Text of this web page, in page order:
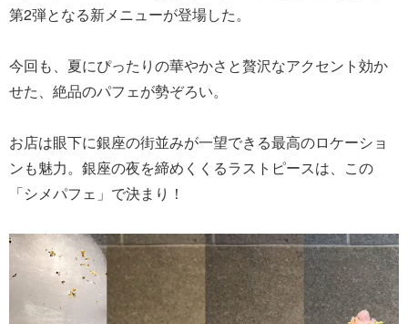
第2弾となる新メニューが登場した。
今回も、夏にぴったりの華やかさと贅沢なアクセント効か
せた、絶品のパフェが勢ぞろい。
お店は眼下に銀座の街並みが一望できる最高のロケーショ
ンも魅力。銀座の夜を締めくくるラストピースは、この
「シメパフェ」で決まり！